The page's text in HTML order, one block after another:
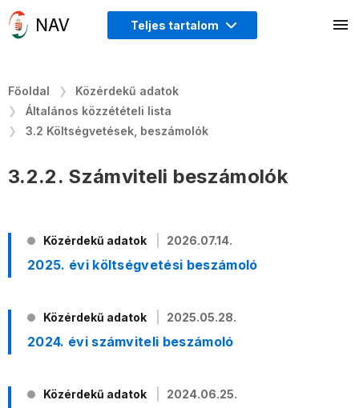
Teljes tartalom
Főoldal
Közérdekű adatok
Általános közzétételi lista
3.2 Költségvetések, beszámolók
3.2.2. Számviteli beszámolók
Közérdekű adatok 2026.07.14.
2025. évi költségvetési beszámoló
Közérdekű adatok 2025.05.28.
2024. évi számviteli beszámoló
Közérdekű adatok 2024.06.25.